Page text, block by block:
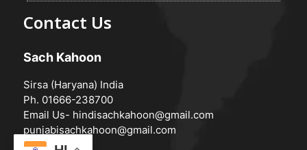
Contact Us
Sach Kahoon
Sirsa (Haryana) India
Ph. 01666-238700
Email Us- hindisachkahoon@gmail.com
punjabisachkahoon@gmail.com